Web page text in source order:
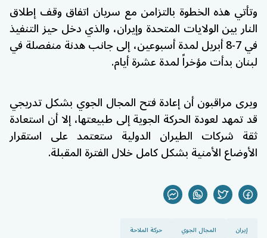
وتأتي هذه الخطوة بالتزامن مع سريان اتفاق وقف إطلاق
النار بينالولايات المتحدة وإيران، والذي دخل حيز التنفيذ
في 7-8 أبريل لمدة أسبوعين، إلى جانب هدنة منفصلة في
لبنانبدأت مؤخراً لمدة عشرة أيام.
ويرى مراقبون أن إعادة فتح المجال الجوي بشكل تدريجي
قد تمهد لعودة الحركة الجوية إلى طبيعتها، إلا أن استعادة
ثقة شركات الطيران الدولية ستعتمد على استقرار
الأوضاع الأمنية بشكل كامل خلال الفترة المقبلة.
إيران المجال الجوي حركة الملاحة